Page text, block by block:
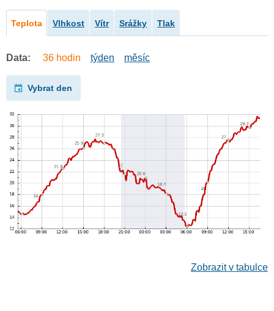
Teplota Vlhkost Vítr Srážky Tlak
Data: 36 hodin týden měsíc
Vybrat den
Zobrazit v tabulce